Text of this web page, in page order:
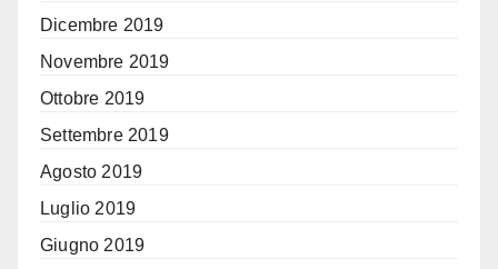
Dicembre 2019
Novembre 2019
Ottobre 2019
Settembre 2019
Agosto 2019
Luglio 2019
Giugno 2019